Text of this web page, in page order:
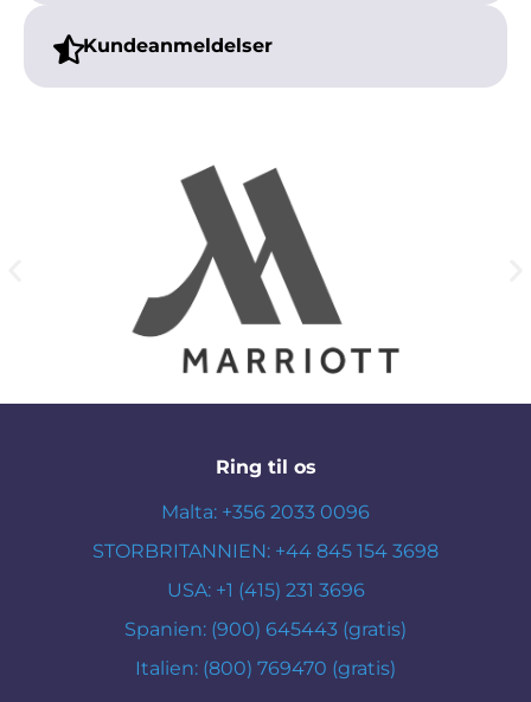
Kundeanmeldelser
Ring til os
Malta: +356 2033 0096
STORBRITANNIEN: +44 845 154 3698
USA: +1 (415) 231 3696
Spanien: (900) 645443 (gratis)
Italien: (800) 769470 (gratis)